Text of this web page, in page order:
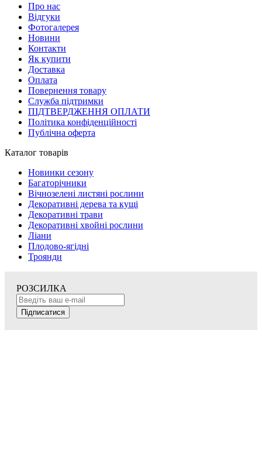
Про нас
Відгуки
Фотогалерея
Новини
Контакти
Як купити
Доставка
Оплата
Повернення товару
Служба підтримки
ПІДТВЕРДЖЕННЯ ОПЛАТИ
Політика конфіденційності
Публічна оферта
Каталог товарів
Новинки сезону
Багаторічники
Вічнозелені листяні рослини
Декоративні дерева та кущі
Декоративні трави
Декоративні хвойні рослини
Ліани
Плодово-ягідні
Троянди
РОЗСИЛКА
Підписатися